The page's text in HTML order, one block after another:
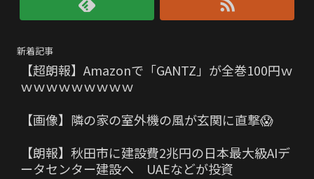
新着記事
【超朗報】Amazonで「GANTZ」が全巻100円ｗ
ｗｗｗｗｗｗｗｗｗ
【画像】隣の家の室外機の風が玄関に直撃😱
【朗報】秋田市に建設費2兆円の日本最大級AIデ
ータセンター建設へ UAEなどが投資